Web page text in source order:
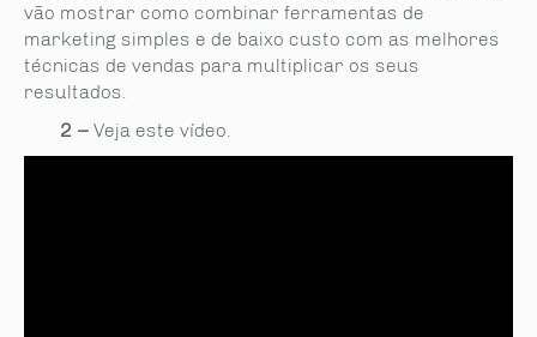
vão mostrar como combinar ferramentas de
marketing simples e de baixo custo com as melhores
técnicas de vendas para multiplicar os seus
resultados.
2 – Veja este vídeo.